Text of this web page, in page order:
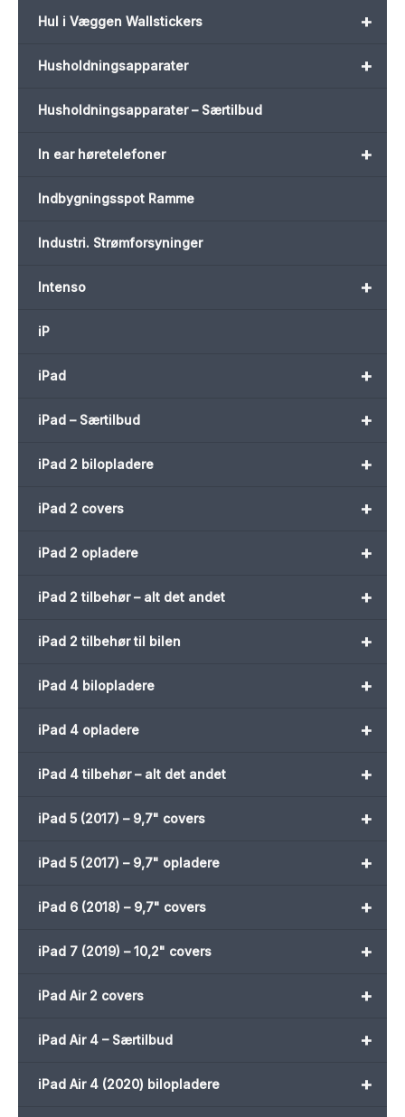
+
Hul i Væggen Wallstickers
+
Husholdningsapparater
Husholdningsapparater – Særtilbud
+
In ear høretelefoner
Indbygningsspot Ramme
Industri. Strømforsyninger
+
Intenso
iP
+
iPad
+
iPad – Særtilbud
+
iPad 2 bilopladere
+
iPad 2 covers
+
iPad 2 opladere
+
iPad 2 tilbehør – alt det andet
+
iPad 2 tilbehør til bilen
+
iPad 4 bilopladere
+
iPad 4 opladere
+
iPad 4 tilbehør – alt det andet
+
iPad 5 (2017) – 9,7" covers
+
iPad 5 (2017) – 9,7" opladere
+
iPad 6 (2018) – 9,7" covers
+
iPad 7 (2019) – 10,2" covers
+
iPad Air 2 covers
+
iPad Air 4 – Særtilbud
+
iPad Air 4 (2020) bilopladere